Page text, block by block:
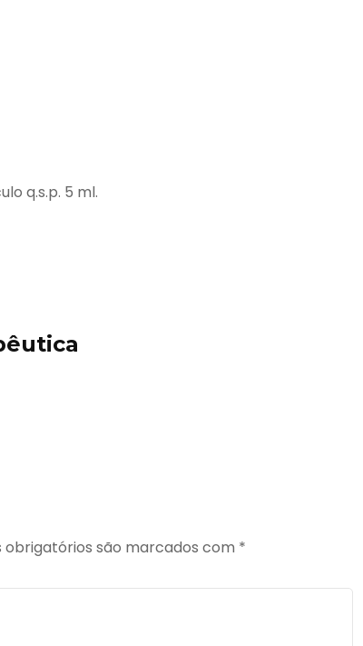
q.s.p. 5 ml.
obrigatórios são marcados com *